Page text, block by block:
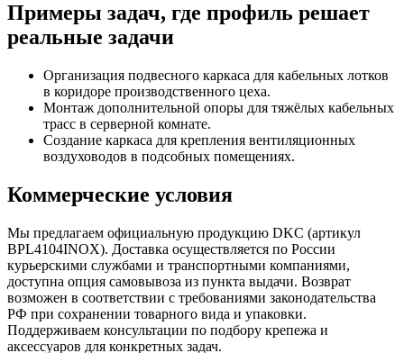
Примеры задач, где профиль решает
реальные задачи
Организация подвесного каркаса для кабельных лотков
в коридоре производственного цеха.
Монтаж дополнительной опоры для тяжёлых кабельных
трасс в серверной комнате.
Создание каркаса для крепления вентиляционных
воздуховодов в подсобных помещениях.
Коммерческие условия
Мы предлагаем официальную продукцию DKC (артикул
BPL4104INOX). Доставка осуществляется по России
курьерскими службами и транспортными компаниями,
доступна опция самовывоза из пункта выдачи. Возврат
возможен в соответствии с требованиями законодательства
РФ при сохранении товарного вида и упаковки.
Поддерживаем консультации по подбору крепежа и
аксессуаров для конкретных задач.